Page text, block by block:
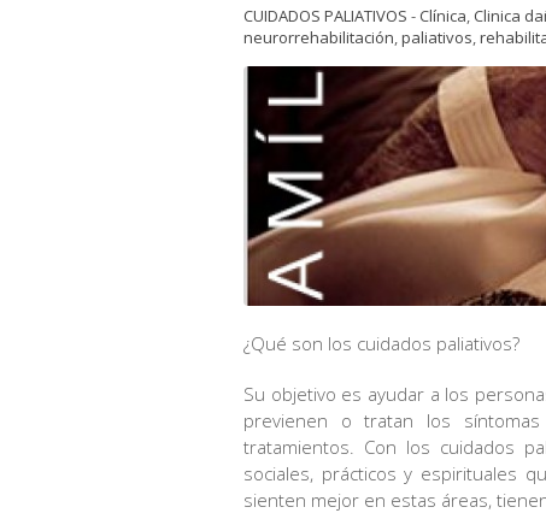
CUIDADOS PALIATIVOS - Clínica, Clinica
neurorrehabilitación,paliativos,
¿Qué son los cuidados paliativos?
Su objetivo es ayudar a los
previenen o tratan los
tratamientos. Con los cuidados
sociales, prácticos y espirituales
sienten mejor en estas áreas,